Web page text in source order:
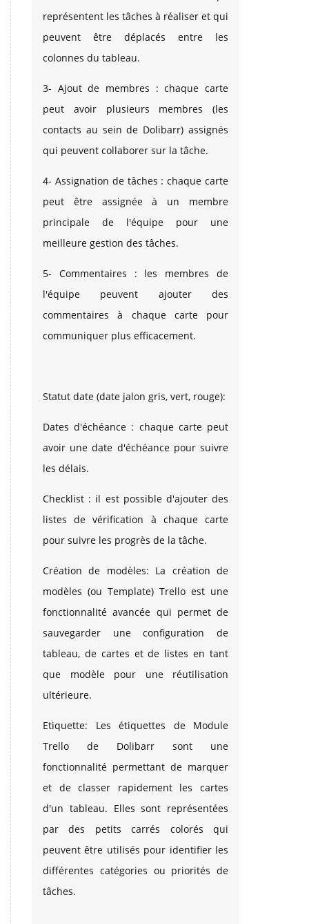
représentent les tâches à réaliser et qui
peuvent être déplacés entre les
colonnes du tableau.
3- Ajout de membres : chaque carte
peut avoir plusieurs membres (les
contacts au sein de Dolibarr) assignés
qui peuvent collaborer sur la tâche.
4- Assignation de tâches : chaque carte
peut être assignée à un membre
principale de l'équipe pour une
meilleure gestion des tâches.
5- Commentaires : les membres de
l'équipe peuvent ajouter des
commentaires à chaque carte pour
communiquer plus efficacement.
Statut date (date jalon gris, vert, rouge):
Dates d'échéance : chaque carte peut
avoir une date d'échéance pour suivre
les délais.
Checklist : il est possible d'ajouter des
listes de vérification à chaque carte
pour suivre les progrès de la tâche.
Création de modèles: La création de
modèles (ou Template) Trello est une
fonctionnalité avancée qui permet de
sauvegarder une configuration de
tableau, de cartes et de listes en tant
que modèle pour une réutilisation
ultérieure.
Etiquette: Les étiquettes de Module
Trello de Dolibarr sont une
fonctionnalité permettant de marquer
et de classer rapidement les cartes
d'un tableau. Elles sont représentées
par des petits carrés colorés qui
peuvent être utilisés pour identifier les
différentes catégories ou priorités de
tâches.